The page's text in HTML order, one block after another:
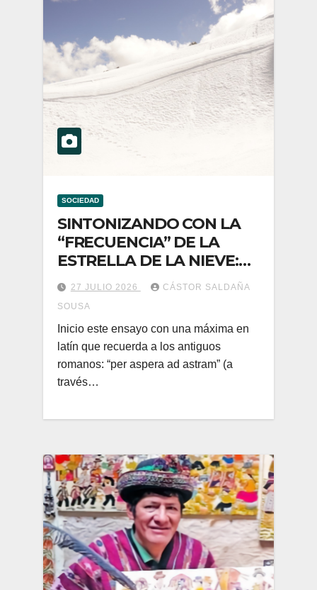
SOCIEDAD
SINTONIZANDO CON LA
“FRECUENCIA” DE LA
ESTRELLA DE LA NIEVE:
QOYLLUR´RITTI
27 JULIO 2026
CÁSTOR SALDAÑA
SOUSA
Inicio este ensayo con una máxima en
latín que recuerda a los antiguos
romanos: “per aspera ad astram” (a
través…